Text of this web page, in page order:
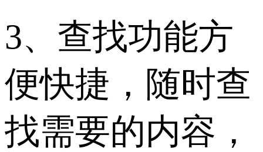
3、查找功能方
便快捷，随时查
找需要的内容，